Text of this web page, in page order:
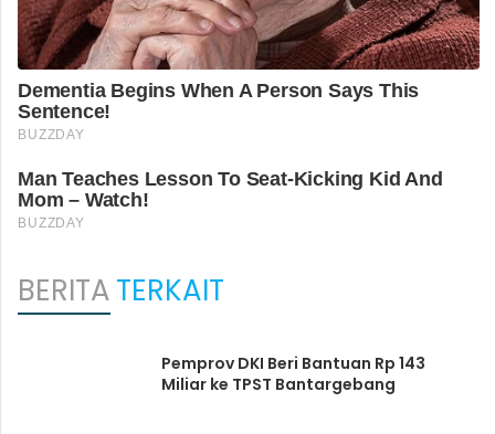
BERITATERKAIT
Pemprov DKI Beri Bantuan Rp 143
Miliar ke TPST Bantargebang